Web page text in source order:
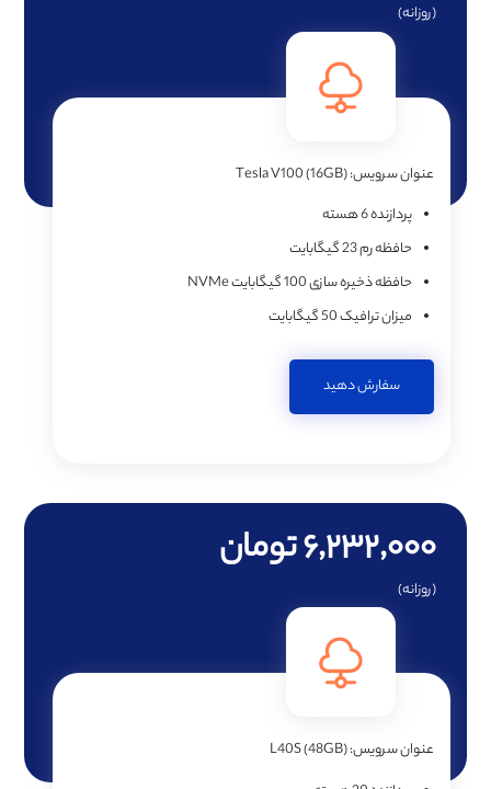
(روزانه)
عنوان سرویس:Tesla V100 (16GB)
پردازنده6 هسته
حافظه رم23 گیگابایت
حافظه ذخیره سازی100 گیگابایت NVMe
میزان ترافیک50 گیگابایت
سفارش دهید
۶,۲۳۲,۰۰۰ تومان
(روزانه)
عنوان سرویس:L40S (48GB)